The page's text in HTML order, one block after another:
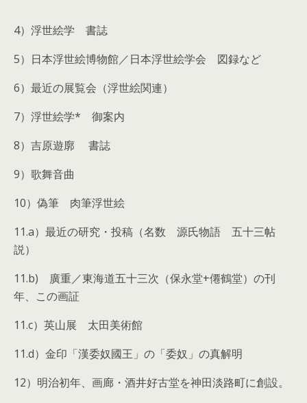
4）浮世絵学 書誌
5）日本浮世絵博物館／日本浮世絵学会 図録など
6）最近の展覧会（浮世絵関連）
7）浮世絵学* 御案内
8）吉原遊廓 書誌
9）歌舞音曲
10）偽筆 肉筆浮世絵
11.a）最近の研究・投稿（名数 源氏物語 五十三帖
説）
11.b) 廣重／東海道五十三次（保永堂+僊鶴堂）の刊
年、この画証
11.c）英山展 太田美術館
11.d）金印「漢委奴國王」の「委奴」の真解明
12）明治初年、画廊・酒井好古堂を神田淡路町に創設。